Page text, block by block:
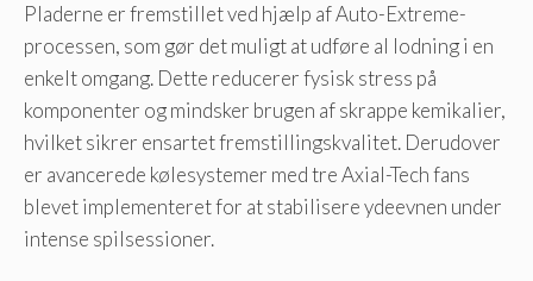
Pladerne er fremstillet ved hjælp af Auto-Extreme-
processen, som gør det muligt at udføre al lodning i en
enkelt omgang. Dette reducerer fysisk stress på
komponenter og mindsker brugen af ​​skrappe kemikalier,
hvilket sikrer ensartet fremstillingskvalitet. Derudover
er avancerede kølesystemer med tre Axial-Tech fans
blevet implementeret for at stabilisere ydeevnen under
intense spilsessioner.